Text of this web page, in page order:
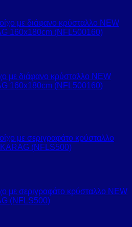
με διάφανο κρύσταλλο NEW
160x180cm (NFL500160)
με σεριγραφάτο κρύσταλλο NEW
(NFLS500)